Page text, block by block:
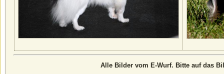
Alle Bilder vom E-Wurf. Bitte auf das